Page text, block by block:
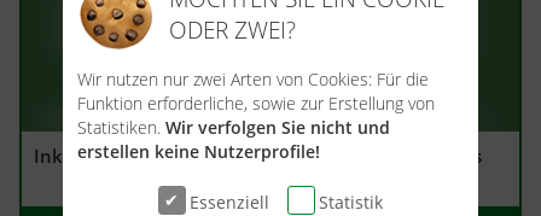
Inkasalz Glas 40g
Salz Kala Namak Glas
50g
ODER ZWEI?
Wir nutzen nur zwei Arten von Cookies: Für die
Funktion erforderliche, sowie zur Erstellung von
Statistiken. Wir verfolgen Sie nicht und
erstellen keine Nutzerprofile!
Essenziell Statistik